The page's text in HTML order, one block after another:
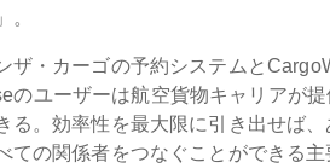
。
ザ・カーゴの予約システムと
のユーザーは航空貨物キャリアが
る。効率性を最大限に引き出せば
ての関係者をつなぐことができる